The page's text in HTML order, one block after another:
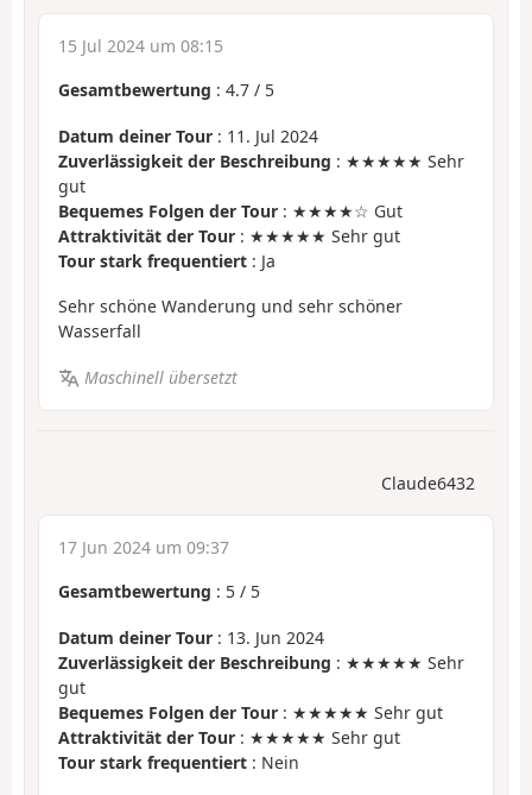
15 Jul 2024 um 08:15
Gesamtbewertung : 4.7 / 5
Datum deiner Tour : 11. Jul 2024
Zuverlässigkeit der Beschreibung : ★★★★★ Sehr
gut
Bequemes Folgen der Tour : ★★★★☆ Gut
Attraktivität der Tour : ★★★★★ Sehr gut
Tour stark frequentiert : Ja
Sehr schöne Wanderung und sehr schöner
Wasserfall
Maschinell übersetzt
Claude6432
17 Jun 2024 um 09:37
Gesamtbewertung : 5 / 5
Datum deiner Tour : 13. Jun 2024
Zuverlässigkeit der Beschreibung : ★★★★★ Sehr
gut
Bequemes Folgen der Tour : ★★★★★ Sehr gut
Attraktivität der Tour : ★★★★★ Sehr gut
Tour stark frequentiert : Nein